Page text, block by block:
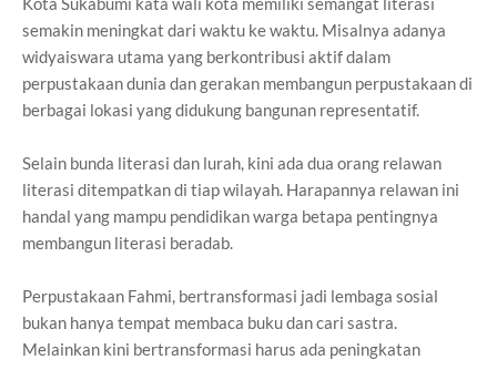
semakin meningkat dari waktu ke waktu. Misalnya adanya
widyaiswara utama yang berkontribusi aktif dalam
perpustakaan dunia dan gerakan membangun perpustakaan di
berbagai lokasi yang didukung bangunan representatif.
Selain bunda literasi dan lurah, kini ada dua orang relawan
literasi ditempatkan di tiap wilayah. Harapannya relawan ini
handal yang mampu pendidikan warga betapa pentingnya
membangun literasi beradab.
Perpustakaan Fahmi, bertransformasi jadi lembaga sosial
bukan hanya tempat membaca buku dan cari sastra.
Melainkan kini bertransformasi harus ada peningkatan